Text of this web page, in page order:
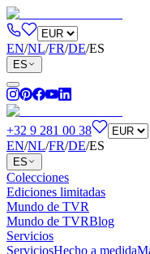
EN/NL/FR/DE/ES
ES
+32 9 281 00 38
EN/NL/FR/DE/ES
ES
Colecciones
Ediciones limitadas
Mundo de TVR
Mundo de TVRBlog
Servicios
ServiciosHecho a medida